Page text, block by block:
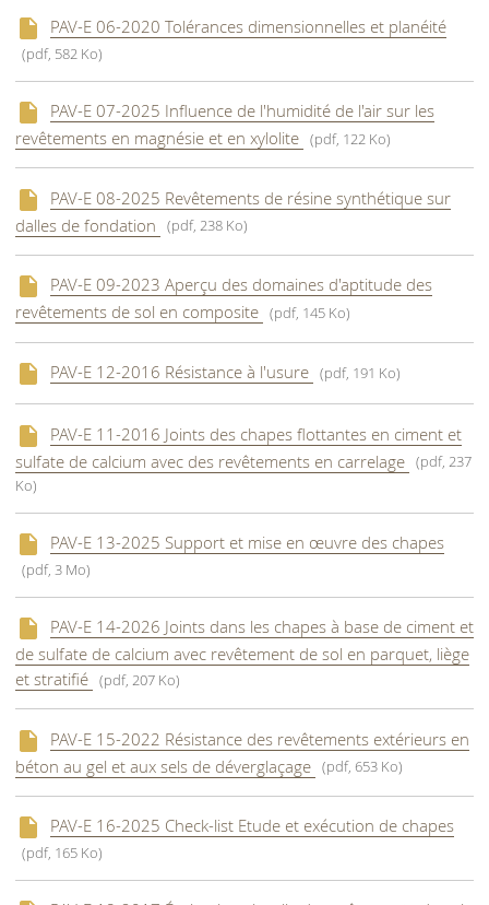
PAV-E 06-2020 Tolérances dimensionnelles et planéité
(pdf, 582 Ko)
PAV-E 07-2025 Influence de l'humidité de l'air sur les
revêtements en magnésie et en xylolite
(pdf, 122 Ko)
PAV-E 08-2025 Revêtements de résine synthétique sur
dalles de fondation
(pdf, 238 Ko)
PAV-E 09-2023 Aperçu des domaines d'aptitude des
revêtements de sol en composite
(pdf, 145 Ko)
PAV-E 12-2016 Résistance à l'usure (pdf, 191 Ko)
PAV-E 11-2016 Joints des chapes flottantes en ciment et
sulfate de calcium avec des revêtements en carrelage
(pdf, 237
Ko)
PAV-E 13-2025 Support et mise en œuvre des chapes
(pdf, 3 Mo)
PAV-E 14-2026 Joints dans les chapes à base de ciment et
de sulfate de calcium avec revêtement de sol en parquet, liège
et stratifié
(pdf, 207 Ko)
PAV-E 15-2022 Résistance des revêtements extérieurs en
béton au gel et aux sels de déverglaçage
(pdf, 653 Ko)
PAV-E 16-2025 Check-list Etude et exécution de chapes
(pdf, 165 Ko)